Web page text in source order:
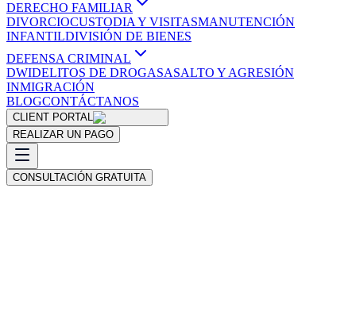
DERECHO FAMILIAR
DIVORCIOCUSTODIA Y VISITASMANUTENCIÓN
INFANTILDIVISIÓN DE BIENES
DEFENSA CRIMINAL
DWIDELITOS DE DROGASASALTO Y AGRESIÓN
INMIGRACIÓN
BLOGCONTÁCTANOS
CLIENT PORTAL
REALIZAR UN PAGO
CONSULTACIÓN GRATUITA